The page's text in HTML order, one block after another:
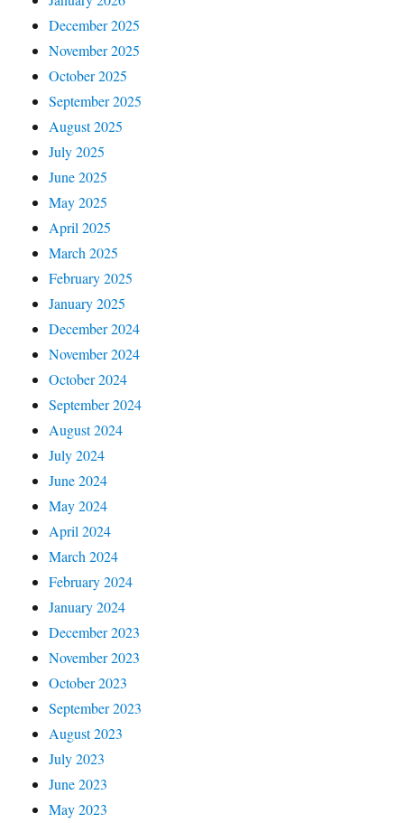
December 2025
November 2025
October 2025
September 2025
August 2025
July 2025
June 2025
May 2025
April 2025
March 2025
February 2025
January 2025
December 2024
November 2024
October 2024
September 2024
August 2024
July 2024
June 2024
May 2024
April 2024
March 2024
February 2024
January 2024
December 2023
November 2023
October 2023
September 2023
August 2023
July 2023
June 2023
May 2023